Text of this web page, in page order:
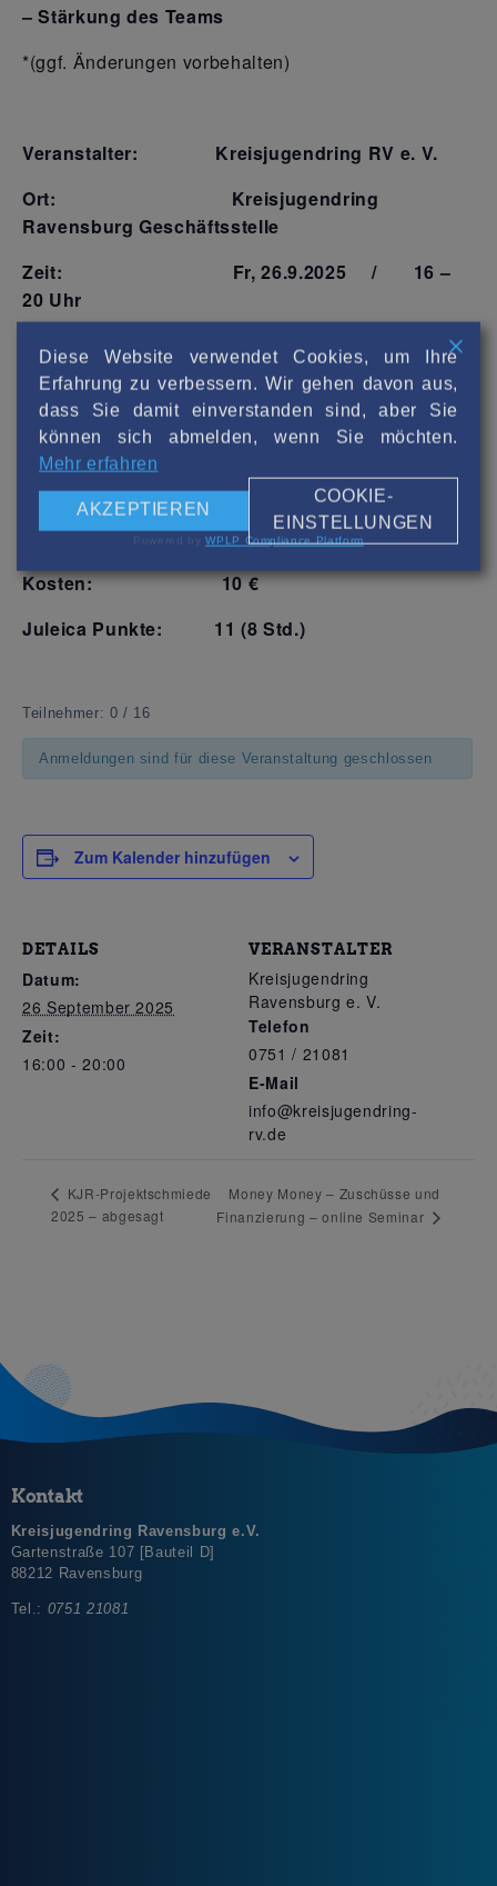
– Stärkung des Teams
*(ggf. Änderungen vorbehalten)
Veranstalter: Kreisjugendring RV e. V.
Ort: Kreisjugendring
Ravensburg Geschäftsstelle
Zeit: Fr, 26.9.2025 / 16 –
20 Uhr
Anmeldungbis:22.9.2025
Zielgruppe:Jugendleiter*innen zur
Verlängerung,Auffüllen von fehlenden
Teilpunkten zur Juleica
Referentin:Katharina Wagner
Kosten:10 €
Juleica Punkte: 11 (8 Std.)
Teilnehmer: 0 / 16
Anmeldungen sind für diese Veranstaltung geschlossen
Zum Kalender hinzufügen
DETAILS
Datum:
26 September 2025
Zeit:
16:00 - 20:00
VERANSTALTER
Kreisjugendring
Ravensburg e. V.
Telefon
0751 / 21081
E-Mail
info@kreisjugendring-
rv.de
KJR-Projektschmiede
2025 – abgesagt
Money Money – Zuschüsse und
Finanzierung – online Seminar
Kontakt
Kreisjugendring Ravensburg e.V.
Gartenstraße 107 [Bauteil D]
88212 Ravensburg
Tel.: 0751 21081
Diese Website verwendet Cookies, um Ihre
Erfahrung zu verbessern. Wir gehen davon aus,
dass Sie damit einverstanden sind, aber Sie
können sich abmelden, wenn Sie möchten.
Mehr erfahren
AKZEPTIEREN
COOKIE-
EINSTELLUNGEN
Powered byWPLP Compliance Platform